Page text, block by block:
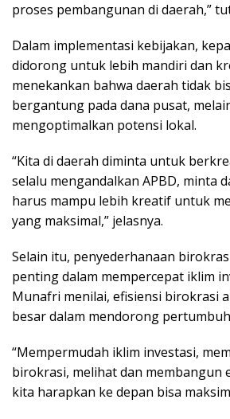
proses pembangunan di daerah,”
Dalam implementasi kebijakan,
didorong untuk lebih mandiri dan
menekankan bahwa daerah tidak
bergantung pada dana pusat,
mengoptimalkan potensi lokal.
“Kita di daerah diminta untuk
selalu mengandalkan APBD, minta
harus mampu lebih kreatif untuk
yang maksimal,” jelasnya.
Selain itu, penyederhanaan
penting dalam mempercepat iklim
Munafri menilai, efisiensi birokrasi
besar dalam mendorong
“Mempermudah iklim investasi,
birokrasi, melihat dan membangun
kita harapkan ke depan bisa